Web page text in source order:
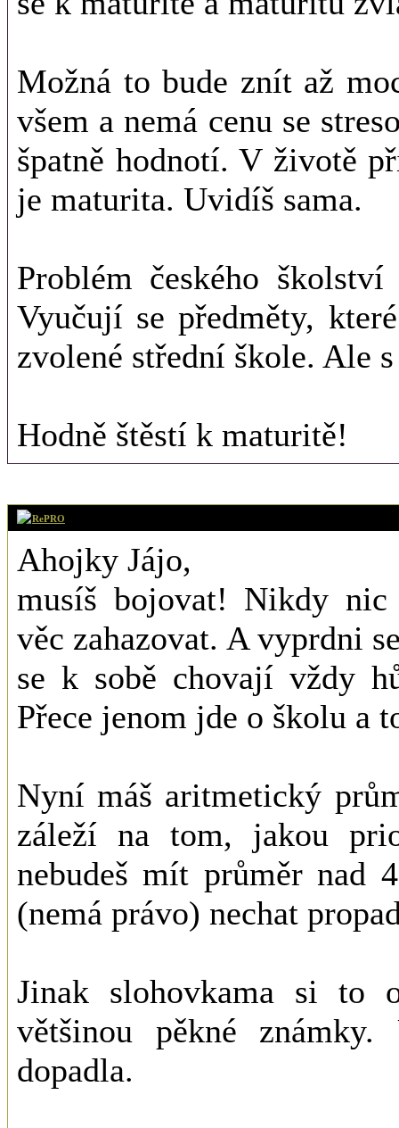
Možná to bude znít až
všem a nemá cenu se
špatně hodnotí. V životě
je maturita. Uvidíš sama.
Problém českého
Vyučují se předměty,
zvolené střední škole. Ale
Hodně štěstí k maturitě!
RePRO
Ahojky Jájo,
musíš bojovat! Nikdy nic
věc zahazovat. A vyprdni
se k sobě chovají vždy
Přece jenom jde o školu a
Nyní máš aritmetický
záleží na tom, jakou
nebudeš mít průměr nad
(nemá právo) nechat
Jinak slohovkama si to
většinou pěkné
dopadla.